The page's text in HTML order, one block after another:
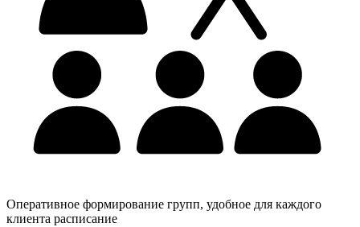
Оперативное формирование групп, удобное для каждого
клиента расписание